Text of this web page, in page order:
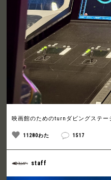
映画館のためのturnダビングステー
11280わた 1517
staff